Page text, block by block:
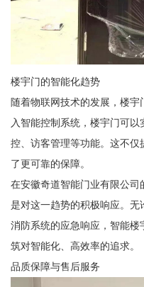
楼宇门的智能化趋势
随着物联网技术的发展，楼
入智能控制系统，楼宇门可
控、访客管理等功能。这不
了更可靠的保障。
在安徽奇道智能门业有限公
是对这一趋势的积极响应。
消防系统的应急响应，智能
筑对智能化、高效率的追求。
品质保障与售后服务